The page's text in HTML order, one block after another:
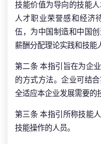
技能价值为导向的技能
人才职业荣誉感和经济
伍，为中国制造和中国
薪酬分配理论实践和技能
第二条 本指引旨在为企
的方式方法。企业可结
全适应本企业发展需要的
第三条 本指引所称技能
技能操作的人员。